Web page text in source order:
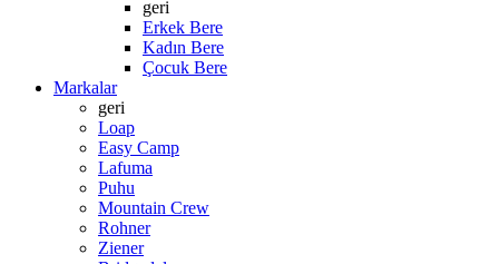
geri
Erkek Bere
Kadın Bere
Çocuk Bere
Markalar
geri
Loap
Easy Camp
Lafuma
Puhu
Mountain Crew
Rohner
Ziener